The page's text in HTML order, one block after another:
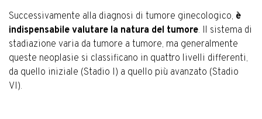
Successivamente alla diagnosi di tumore ginecologico, è
indispensabile valutare la natura del tumore. Il sistema di
stadiazione varia da tumore a tumore, ma generalmente
queste neoplasie si classificano in quattro livelli differenti,
da quello iniziale (Stadio I) a quello più avanzato (Stadio
VI).